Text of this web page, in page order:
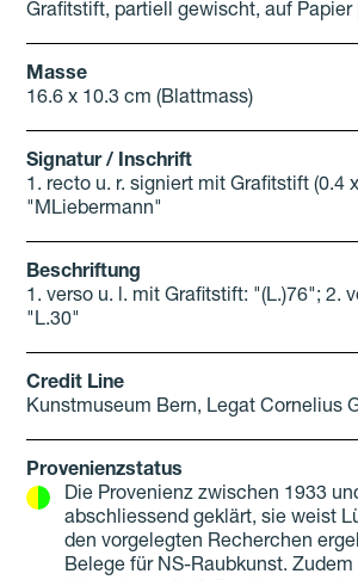
Grafitstift, partiell gewischt, auf Papier
Masse
16.6 x 10.3 cm (Blattmass)
Signatur / Inschrift
1. recto u. r. signiert mit Grafitstift (0.4
"MLiebermann"
Beschriftung
1. verso u. l. mit Grafitstift: "(L.)76"; 2.
"L.30"
Credit Line
Kunstmuseum Bern, Legat Cornelius
Provenienzstatus
Die Provenienz zwischen 1933
abschliessend geklärt, sie weist
den vorgelegten Recherchen
Belege für NS-Raubkunst.